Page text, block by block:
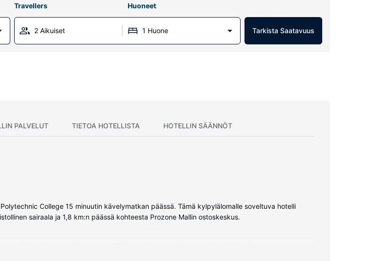
Travellers Huoneet
2 Aikuiset 1 Huone Tarkista Saatavuus
PALVELUT TIETOA HOTELLISTA HOTELLIN SÄÄNNÖT
College 15 minuutin kävelymatkan päässä. Tämä kylpylälomalle soveltuva hotelli
sairaala ja 1,8 km:n päässä kohteesta Prozone Mallin ostoskeskus.
Varusteluun kuuluu puhelin, tallelokero ja työpöytä.